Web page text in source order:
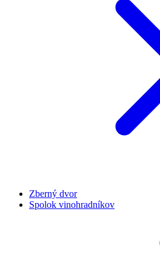
Zberný dvor
Spolok vinohradníkov